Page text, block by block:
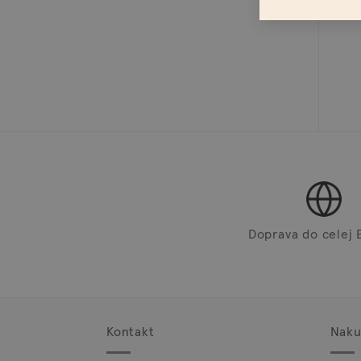
Doprava do celej
Kontakt